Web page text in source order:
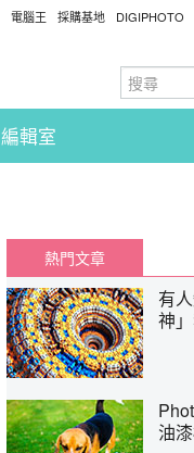
電腦王 採購基地 DIGIPHOTO
編輯室
熱門文章
有
神
油